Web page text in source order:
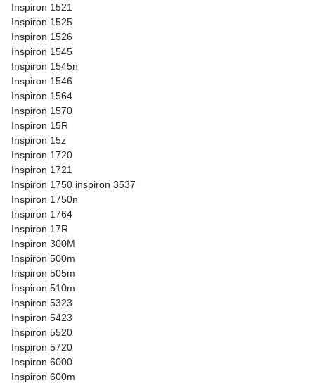
Inspiron 1521
Inspiron 1525
Inspiron 1526
Inspiron 1545
Inspiron 1545n
Inspiron 1546
Inspiron 1564
Inspiron 1570
Inspiron 15R
Inspiron 15z
Inspiron 1720
Inspiron 1721
Inspiron 1750 inspiron 3537
Inspiron 1750n
Inspiron 1764
Inspiron 17R
Inspiron 300M
Inspiron 500m
Inspiron 505m
Inspiron 510m
Inspiron 5323
Inspiron 5423
Inspiron 5520
Inspiron 5720
Inspiron 6000
Inspiron 600m